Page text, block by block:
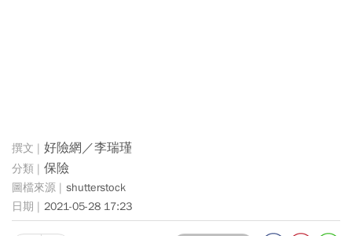
好險網／李瑞瑾
保險
shutterstock
2021-05-28 17:23